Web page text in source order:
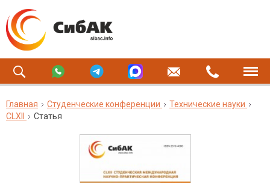
Главная Студенческие конференции
Технические науки
CLXII
Статья